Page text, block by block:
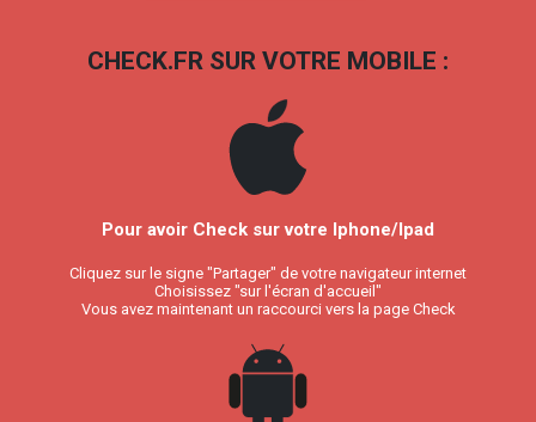
CHECK.FR SUR VOTRE MOBILE :
Pour avoir Check sur votre Iphone/Ipad
Cliquez sur le signe "Partager" de votre navigateur internet
Choisissez "sur l'écran d'accueil"
Vous avez maintenant un raccourci vers la page Check